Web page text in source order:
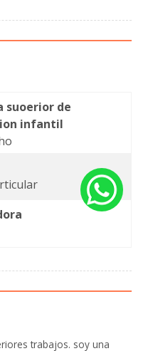
suoerior de
infantil
trabajos. soy una